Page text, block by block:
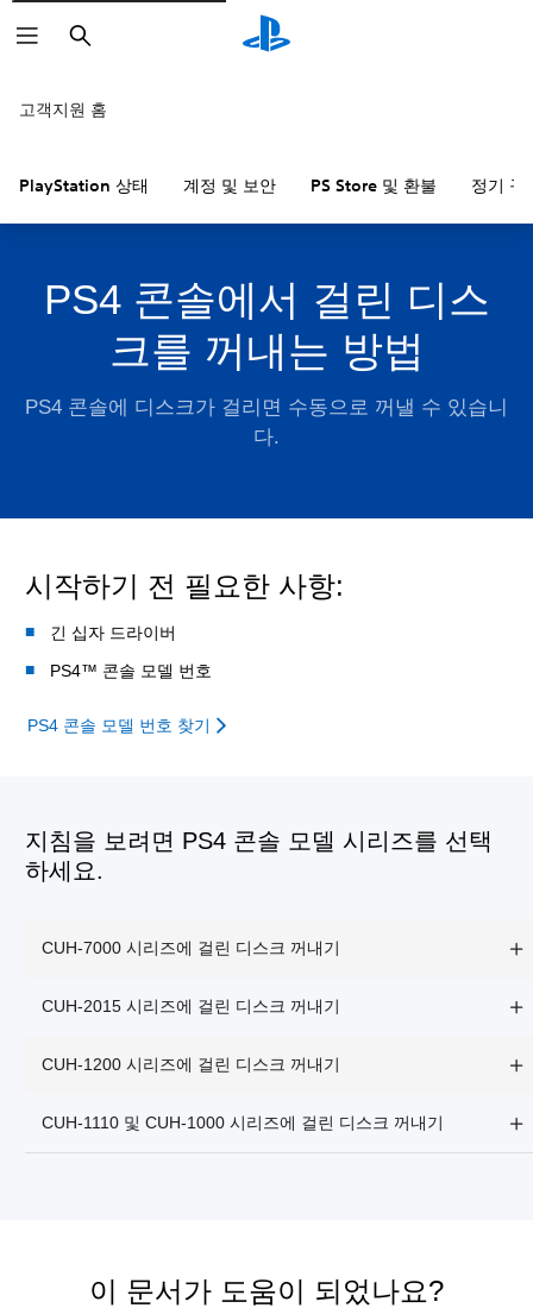
검
색
고객지원 홈
PlayStation 상태 계정 및 보안 PS Store 및 환불 정기 구
PS4 콘솔에서 걸린 디스
크를 꺼내는 방법
PS4 콘솔에 디스크가 걸리면 수동으로 꺼낼 수 있습니
다.
시작하기 전 필요한 사항:
긴 십자 드라이버
PS4™ 콘솔 모델 번호
PS4 콘솔 모델 번호 찾기
지침을 보려면 PS4 콘솔 모델 시리즈를 선택
하세요.
CUH-7000 시리즈에 걸린 디스크 꺼내기
CUH-2015 시리즈에 걸린 디스크 꺼내기
CUH-1200 시리즈에 걸린 디스크 꺼내기
CUH-1110 및 CUH-1000 시리즈에 걸린 디스크 꺼내기
이 문서가 도움이 되었나요?